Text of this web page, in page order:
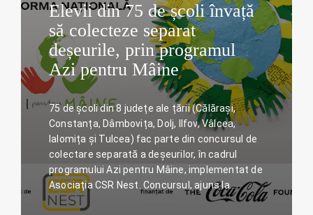
Elevii din 75 de școli învață
să colecteze separat
deșeurile, prin programul
Azi pentru Mâine
75 de școli din 8 județe ale țării (Călărași,
Constanța, Dâmbovița, Dolj, Ilfov, Vâlcea,
Ialomița și Tulcea) fac parte din concursul de
colectare separată a deșeurilor, în cadrul
programului Azi pentru Mâine, implementat de
Asociația CSR Nest. Concursul, ajuns la…